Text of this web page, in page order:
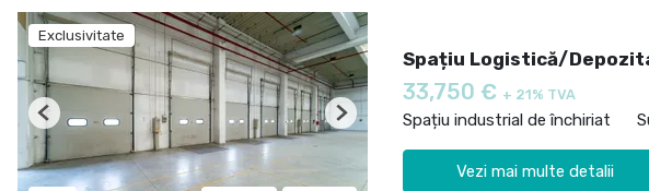
Exclusivitate
Previous Next
Spațiu Logistică/
33,750 € + 21% TVA
Spațiu industrial de închiriat
Vezi mai multe detalii